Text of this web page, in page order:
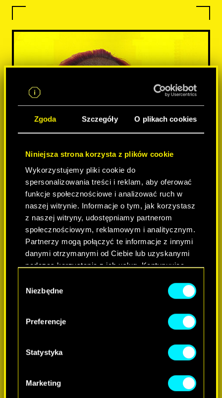
Zgoda Szczegóły O plikach cookies
Niniejsza strona korzysta z plików cookie
Wykorzystujemy pliki cookie do
spersonalizowania treści i reklam, aby oferować
funkcje społecznościowe i analizować ruch w
naszej witrynie. Informacje o tym, jak korzystasz
z naszej witryny, udostępniamy partnerom
społecznościowym, reklamowym i analitycznym.
Partnerzy mogą połączyć te informacje z innymi
danymi otrzymanymi od Ciebie lub uzyskanymi
podczas korzystania z ich usług. Kontynuując
używanie plików cookie.
zgody
Niezbędne
Preferencje
Statystyka
Marketing